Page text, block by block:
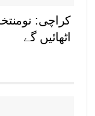
کراچی:
اٹھائیں گے